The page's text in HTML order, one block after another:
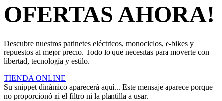
OFERTAS AHORA!
Descubre nuestros patinetes eléctricos, monociclos, e-bikes y
repuestos al mejor precio. Todo lo que necesitas para moverte con
libertad, tecnología y estilo.
TIENDA ONLINE
Su snippet dinámico aparecerá aquí... Este mensaje aparece porque
no proporcionó ni el filtro ni la plantilla a usar.